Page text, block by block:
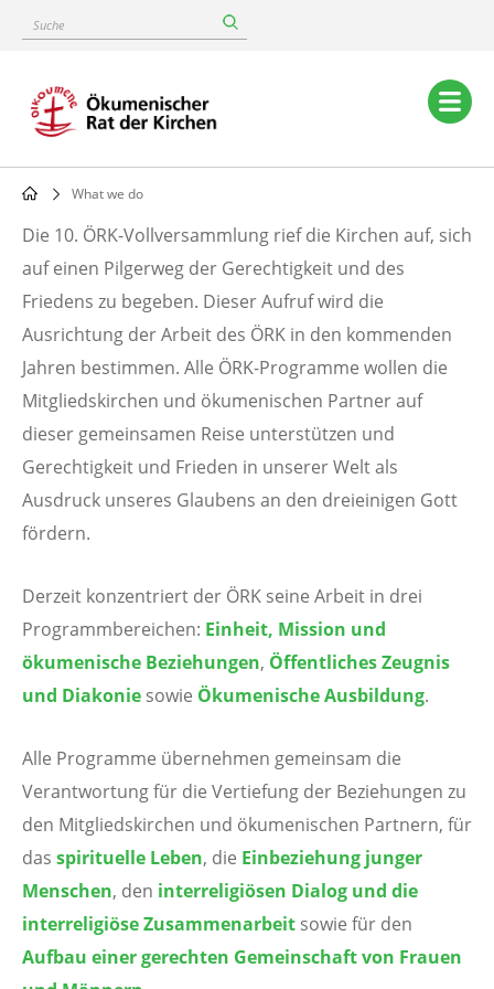
content
Suche
Main
navigation
Breadcrumb
What we do
Was
wir
tun
Alle
ÖRK-
Programme
wollen
Mitgliedskirchen
und
ökumenischen
Partner
dieser
gemeinsamen
Reise
unterstützen
und
Gerechtigkeit
und
Die 10. ÖRK-Vollversammlung rief die Kirchen auf, sich
auf einen Pilgerweg der Gerechtigkeit und des
Friedens zu begeben. Dieser Aufruf wird die
Ausrichtung der Arbeit des ÖRK in den kommenden
Jahren bestimmen. Alle ÖRK-Programme wollen die
Mitgliedskirchen und ökumenischen Partner auf
dieser gemeinsamen Reise unterstützen und
Gerechtigkeit und Frieden in unserer Welt als
Ausdruck unseres Glaubens an den dreieinigen Gott
fördern.
Derzeit konzentriert der ÖRK seine Arbeit in drei
Programmbereichen: Einheit, Mission und
ökumenische Beziehungen, Öffentliches Zeugnis
und Diakonie sowie Ökumenische Ausbildung.
Alle Programme übernehmen gemeinsam die
Verantwortung für die Vertiefung der Beziehungen zu
den Mitgliedskirchen und ökumenischen Partnern, für
das spirituelle Leben, die Einbeziehung junger
Menschen, den interreligiösen Dialog und die
interreligiöse Zusammenarbeit sowie für den
Aufbau einer gerechten Gemeinschaft von Frauen